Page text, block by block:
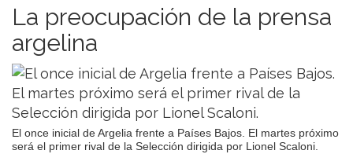
La preocupación de la prensa
argelina
El once inicial de Argelia frente a Países Bajos. El martes próximo
será el primer rival de la Selección dirigida por Lionel Scaloni.